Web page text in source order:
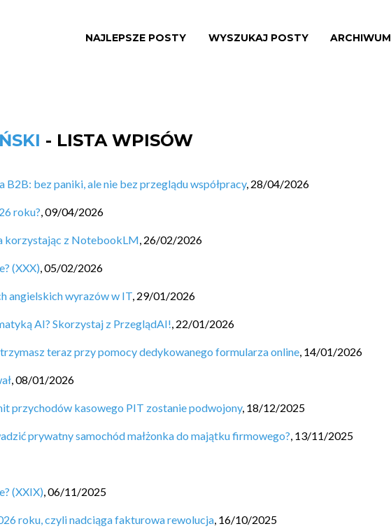
NAJLEPSZE POSTY WYSZUKAJ POSTY ARCHIWUM
- LISTA WPISÓW
B2B: bez paniki, ale nie bez przeglądu współpracy, 28/04/2026
roku?,09/04/2026
korzystając z NotebookLM, 26/02/2026
(XXX),05/02/2026
angielskich wyrazów w IT, 29/01/2026
AI? Skorzystaj z PrzeglądAI!, 22/01/2026
teraz przy pomocy dedykowanego formularza online, 14/01/2026
,08/01/2026
przychodów kasowego PIT zostanie podwojony, 18/12/2025
prywatny samochód małżonka do majątku firmowego?, 13/11/2025
(XXIX),06/11/2025
roku, czyli nadciąga fakturowa rewolucja, 16/10/2025